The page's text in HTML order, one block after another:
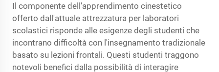
Il componente dell'apprendimento cinestetico
offerto dall'attuale attrezzatura per laboratori
scolastici risponde alle esigenze degli studenti che
incontrano difficoltà con l'insegnamento tradizionale
basato su lezioni frontali. Questi studenti traggono
notevoli benefici dalla possibilità di interagire